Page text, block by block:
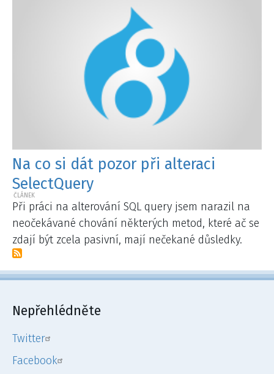
Na co si dát pozor při alteraci
SelectQuery
Při práci na alterování SQL query jsem narazil na
neočekávané chování některých metod, které ač se
zdají být zcela pasivní, mají nečekané důsledky.
Nepřehlédněte
Twitter
Facebook